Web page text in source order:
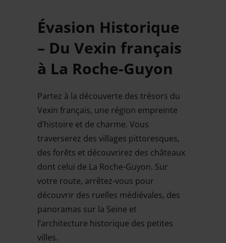
Évasion Historique
– Du Vexin français
à La Roche-Guyon
Partez à la découverte des trésors du
Vexin français, une région empreinte
d’histoire et de charme. Vous
traverserez des villages pittoresques,
des forêts et découvrirez des châteaux
dont celui de La Roche-Guyon. Sur
votre route, arrêtez-vous pour
découvrir des ruelles médiévales, des
panoramas sur la Seine et
l’architecture historique des petites
villes.